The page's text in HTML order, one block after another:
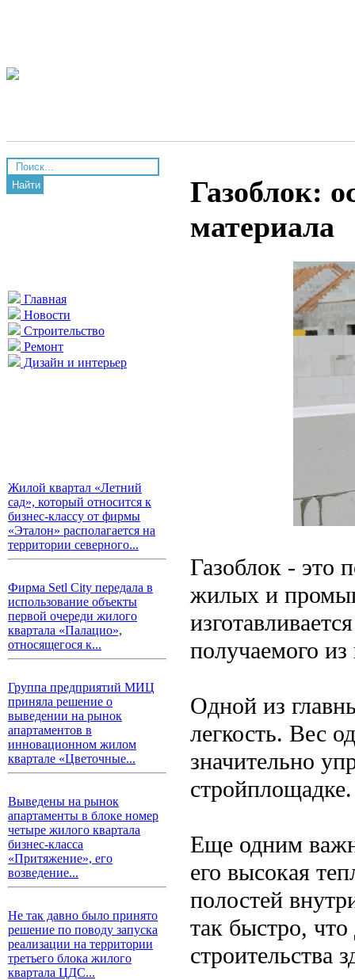
Найти
Главная
Новости
Строительство
Ремонт
Дизайн и интерьер
Жилой квартал «Летний
сад», который относится к
бизнес-классу от фирмы
«Эталон» располагается на
территории северного...
Фирма Setl City передала в
использование объекты
первой очереди жилого
квартала «Палацио»,
относящегося к...
Группа предприятий МИЦ
приняла решение о
выведении на рынок
апартаментов в
инновационном жилом
квартале «Цветочные...
Выведены на рынок
апартаменты в блоке номер
четыре жилого квартала
бизнес-класса
«Притяжение», его
возведение...
Не так давно было принято
решение по поводу запуска
реализации на территории
третьего блока жилого
квартала ЦДС...
Газоблок:
материала
Газоблок - это
жилых и
получаемого
Одной из
легкость. Вес
значительно
стройплощадке.
Еще одним
его высокая
полостей
так быстро,
строительства